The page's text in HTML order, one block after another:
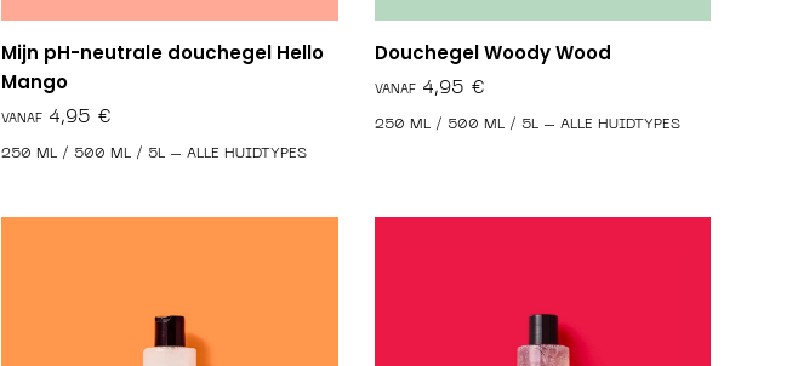
Mijn pH-neutrale douchegel Hello
Mango
€
250 ML / 500 ML / 5L – ALLE HUIDTYPES
Douchegel Woody Wood
€
250 ML / 500 ML / 5L – ALLE HUIDTYPES